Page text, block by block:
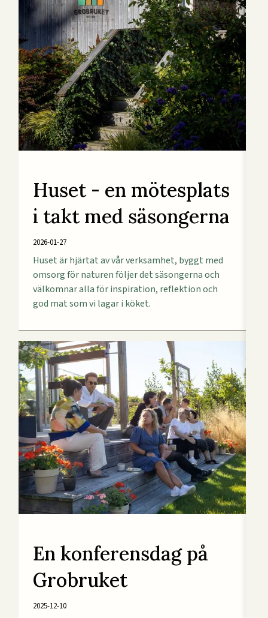
Huset - en mötesplats
i takt med säsongerna
2026-01-27
Huset är hjärtat av vår verksamhet, byggt med
omsorg för naturen följer det säsongerna och
välkomnar alla för inspiration, reflektion och
god mat som vi lagar i köket.
En konferensdag på
Grobruket
2025-12-10